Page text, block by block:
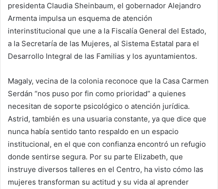
presidenta Claudia Sheinbaum, el gobernador Alejandro
Armenta impulsa un esquema de atención
interinstitucional que une a la Fiscalía General del Estado,
a la Secretaría de las Mujeres, al Sistema Estatal para el
Desarrollo Integral de las Familias y los ayuntamientos.
Magaly, vecina de la colonia reconoce que la Casa Carmen
Serdán “nos puso por fin como prioridad” a quienes
necesitan de soporte psicológico o atención jurídica.
Astrid, también es una usuaria constante, ya que dice que
nunca había sentido tanto respaldo en un espacio
institucional, en el que con confianza encontró un refugio
donde sentirse segura. Por su parte Elizabeth, que
instruye diversos talleres en el Centro, ha visto cómo las
mujeres transforman su actitud y su vida al aprender